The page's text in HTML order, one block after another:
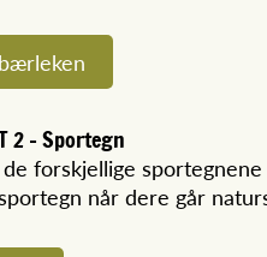
2 - Sportegn
forskjellige
når dere går